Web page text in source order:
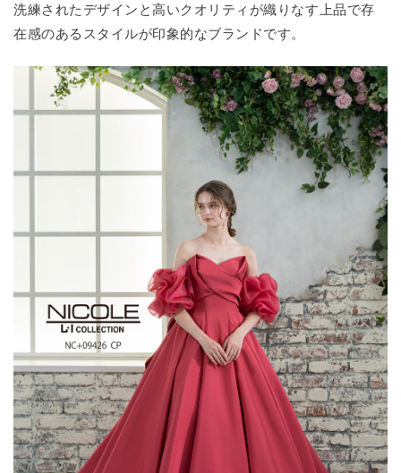
洗練されたデザインと高いクオリティが織りなす上品で存
在感のあるスタイルが印象的なブランドです。